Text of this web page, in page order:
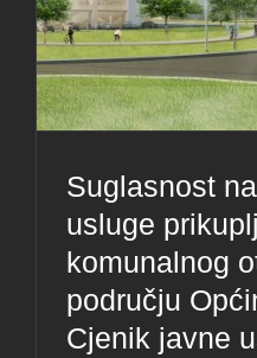
Suglasnost
usluge
komunalnog
području
Cjenik javne